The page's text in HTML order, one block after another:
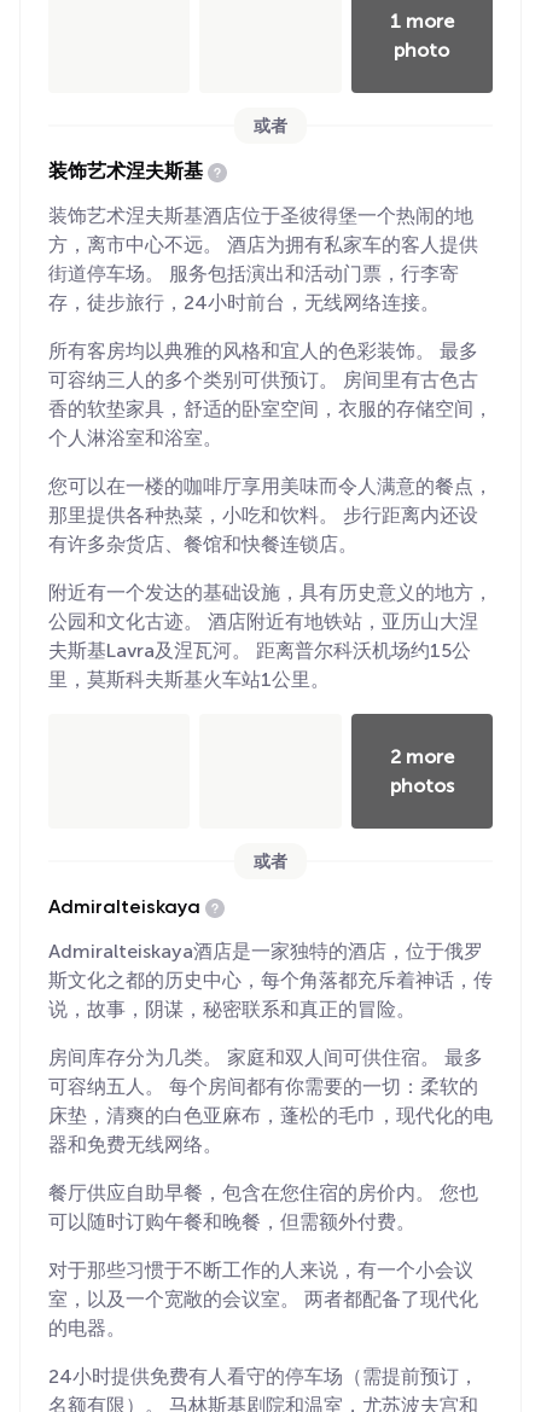
1 more
photo
或者
装饰艺术涅夫斯基
装饰艺术涅夫斯基酒店位于圣彼得堡一个热闹的地
方，离市中心不远。 酒店为拥有私家车的客人提供
街道停车场。 服务包括演出和活动门票，行李寄
存，徒步旅行，24小时前台，无线网络连接。
所有客房均以典雅的风格和宜人的色彩装饰。 最多
可容纳三人的多个类别可供预订。 房间里有古色古
香的软垫家具，舒适的卧室空间，衣服的存储空间，
个人淋浴室和浴室。
您可以在一楼的咖啡厅享用美味而令人满意的餐点，
那里提供各种热菜，小吃和饮料。 步行距离内还设
有许多杂货店、餐馆和快餐连锁店。
附近有一个发达的基础设施，具有历史意义的地方，
公园和文化古迹。 酒店附近有地铁站，亚历山大涅
夫斯基Lavra及涅瓦河。 距离普尔科沃机场约15公
里，莫斯科夫斯基火车站1公里。
2 more
photos
或者
Admiralteiskaya
Admiralteiskaya酒店是一家独特的酒店，位于俄罗
斯文化之都的历史中心，每个角落都充斥着神话，传
说，故事，阴谋，秘密联系和真正的冒险。
房间库存分为几类。 家庭和双人间可供住宿。 最多
可容纳五人。 每个房间都有你需要的一切：柔软的
床垫，清爽的白色亚麻布，蓬松的毛巾，现代化的电
器和免费无线网络。
餐厅供应自助早餐，包含在您住宿的房价内。 您也
可以随时订购午餐和晚餐，但需额外付费。
对于那些习惯于不断工作的人来说，有一个小会议
室，以及一个宽敞的会议室。 两者都配备了现代化
的电器。
24小时提供免费有人看守的停车场（需提前预订，
名额有限）。 马林斯基剧院和温室，尤苏波夫宫和